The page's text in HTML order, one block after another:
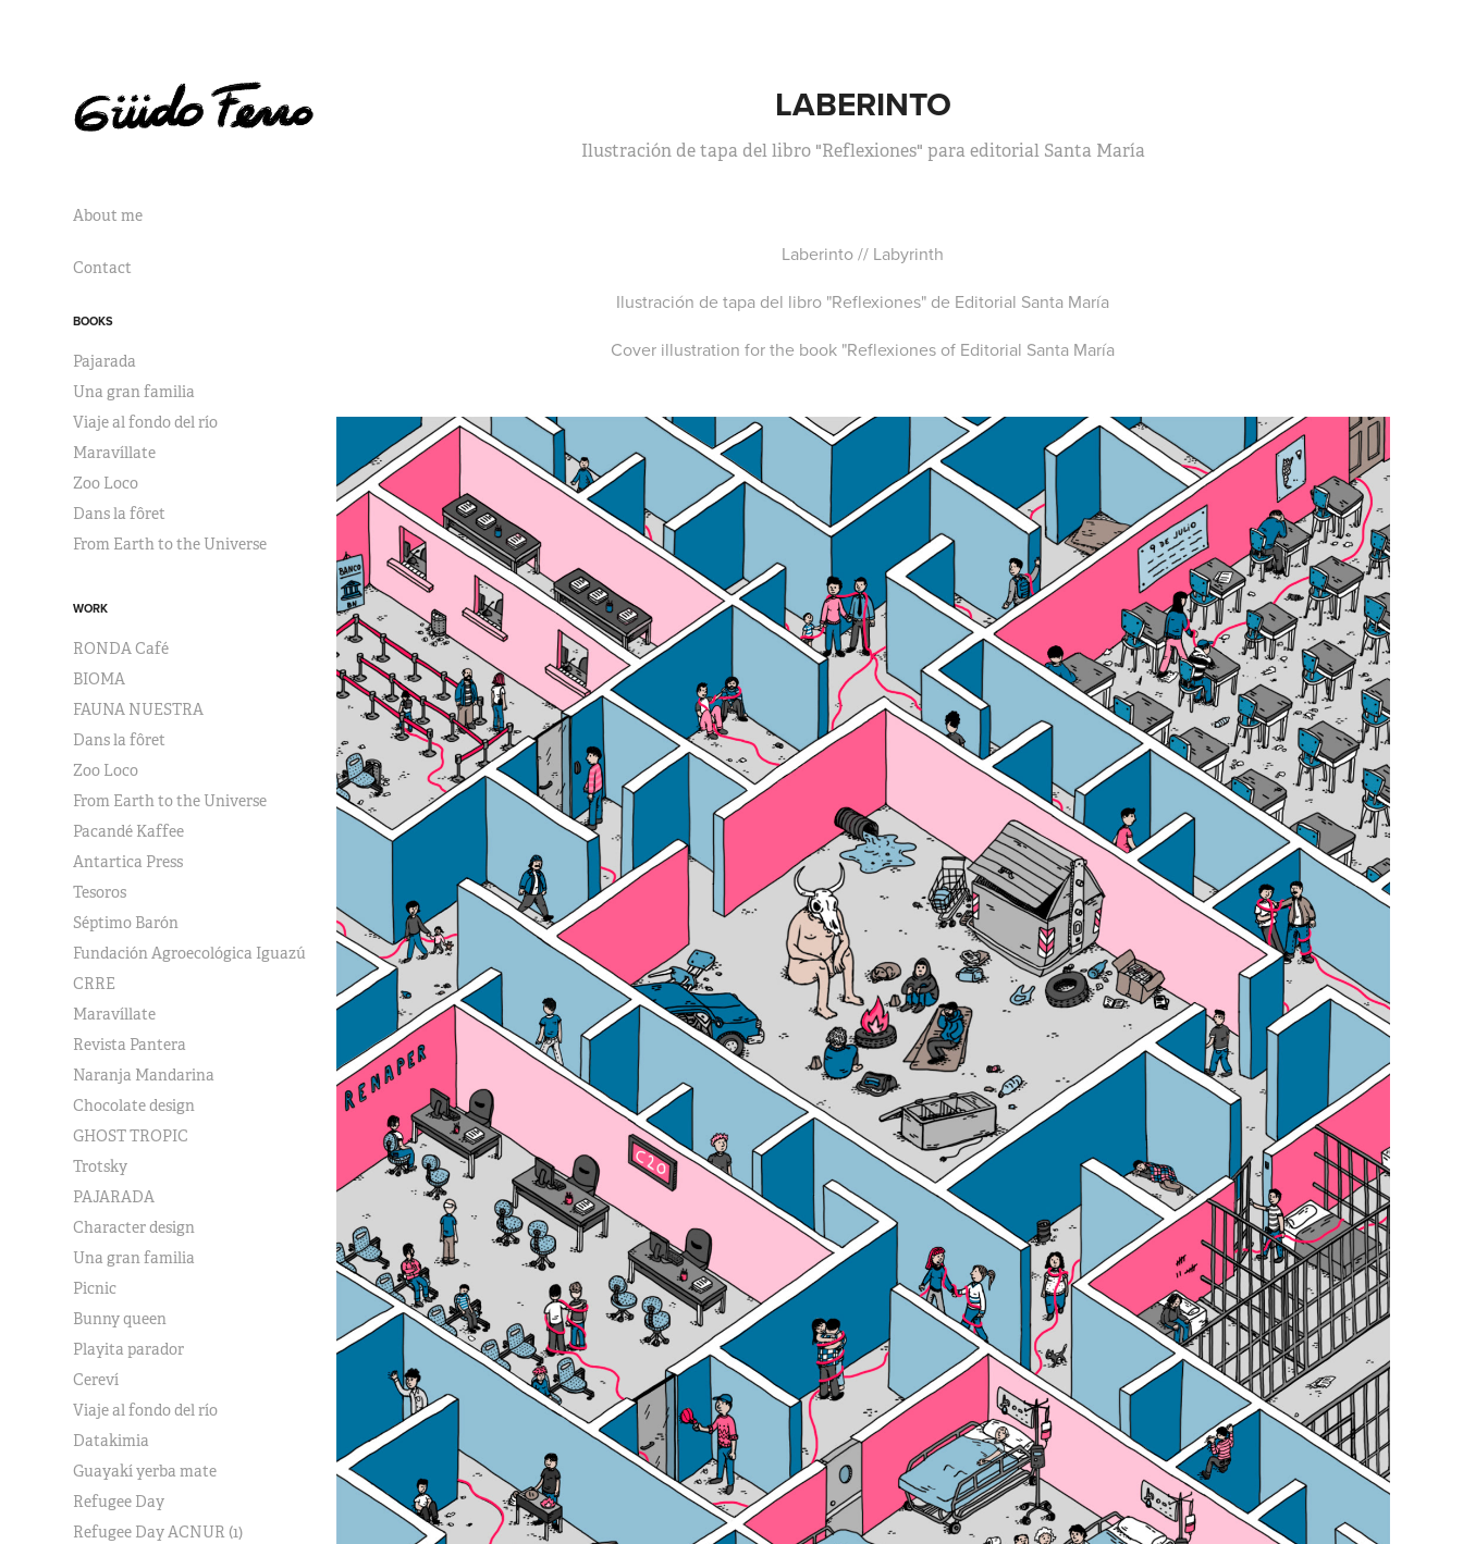
About me
Contact
BOOKS
Pajarada
Una gran familia
Viaje al fondo del río
Maravíllate
Zoo Loco
Dans la fôret
From Earth to the Universe
WORK
RONDA Café
BIOMA
FAUNA NUESTRA
Dans la fôret
Zoo Loco
From Earth to the Universe
Pacandé Kaffee
Antartica Press
Tesoros
Séptimo Barón
Fundación Agroecológica Iguazú
CRRE
Maravíllate
Revista Pantera
Naranja Mandarina
Chocolate design
GHOST TROPIC
Trotsky
PAJARADA
Character design
Una gran familia
Picnic
Bunny queen
Playita parador
Cereví
Viaje al fondo del río
Datakimia
Guayakí yerba mate
Refugee Day
Refugee Day ACNUR (1)
LABERINTO
Ilustración de tapa del libro "Reflexiones" para editorial Santa María
Laberinto // Labyrinth
Ilustración de tapa del libro "Reflexiones" de Editorial Santa María
Cover illustration for the book "Reflexiones of Editorial Santa María